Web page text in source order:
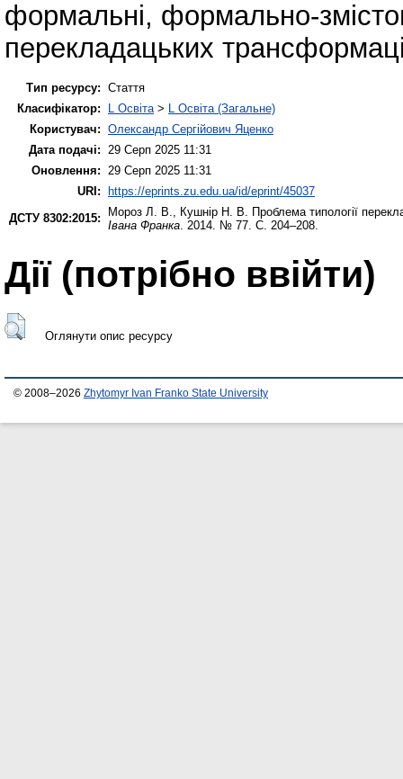
формальні, формально-
перекладацьких
Тип ресурсу: Стаття
Класифікатор:
L Освіта > L Освіта (Загальне)
Користувач: Олександр Сергійович Яценко
Дата подачі:
29 Серп 2025 11:31
Оновлення:
29 Серп 2025 11:31
URI: https://eprints.zu.edu.ua/id/eprint/45037
ДСТУ 8302:2015:
Мороз Л. В. Кушнір Н. В.
Проблема типології
Івана Франка . 2014. № 77. С. 204–208.
Дії ​​(потрібно ввійти)
Оглянути опис ресурсу
© 2008–2026 Zhytomyr Ivan Franko State University